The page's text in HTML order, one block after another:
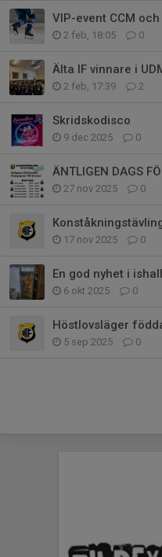
VIP-event CCM
2 feb, 18:05 0
Älta IF vinnare i
2 feb, 17:39 2
Skridskodisco
9 dec 2025 0
ÄNTLIGEN DAGS
27 nov 2025 0
17 nov 2025 0
En god nyhet i
6 okt 2025 0
Höstlovsläger
5 sep 2025 0